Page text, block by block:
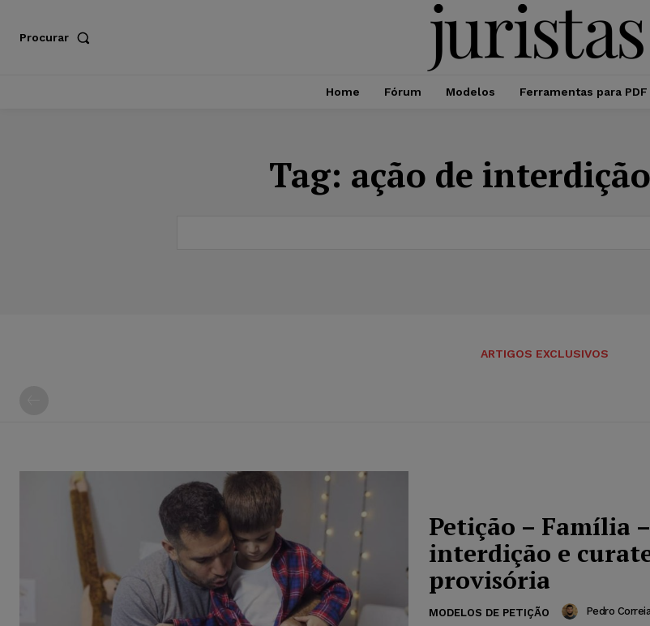
Procurar
Home Fórum Modelos Ferramentas para PDF
Tag: ação de
ARTIGOS EXCLUSIVOS
Petição – Família
interdição e
provisória
MODELOS DE PETIÇÃO Pedro